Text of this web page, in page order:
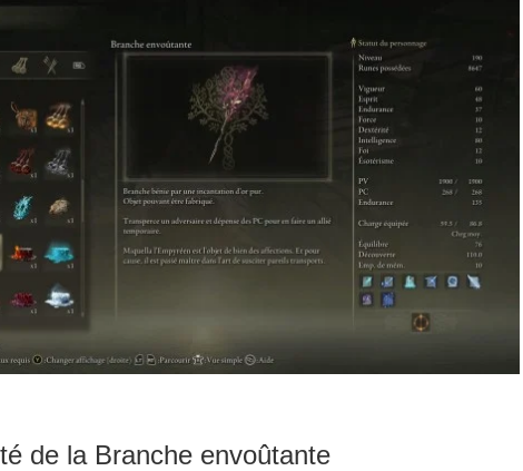
de la Branche envoûtante